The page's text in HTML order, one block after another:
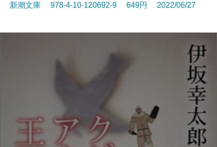
新潮文庫 978-4-10-120692-9 649円 2022/06/27